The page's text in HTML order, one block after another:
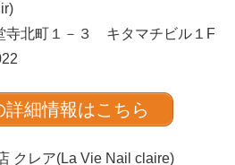
寺北町１－３ キタマチビル１F
詳細情報はこちら
クレア(La Vie Nail claire)